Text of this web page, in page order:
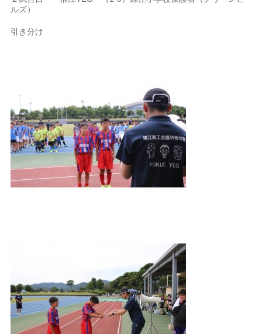
ルズ）
引き分け